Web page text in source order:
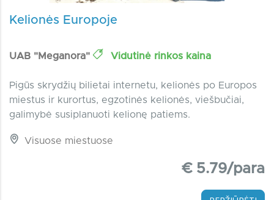
Kelionės Europoje
UAB "Meganora" Vidutinė rinkos kaina
Pigūs skrydžių bilietai internetu, kelionės po Europos
miestus ir kurortus, egzotinės kelionės, viešbučiai,
galimybė susiplanuoti kelionę patiems.
Visuose miestuose
€ 5.79/para